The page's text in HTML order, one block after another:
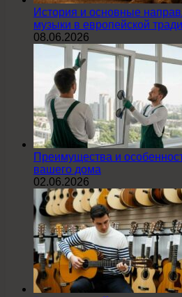
История и основные
музыки в европейской
08.06.2026
Преимущества и
вашего дома
02.06.2026